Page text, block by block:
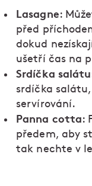
Lasagne:
před
dokud
ušetří čas na
Srdíčka salátu
srdíčka
servírování.
Panna cotta:
předem, aby
tak nechte v